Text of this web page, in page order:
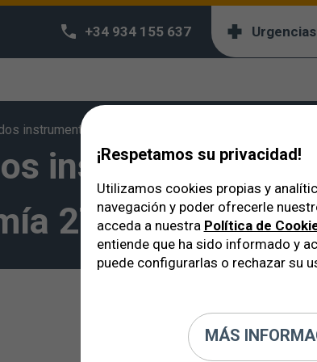
+34 934 155 637
instrumentos quirúrgicos cada vez menos invasivos
instrumentos
27G
¡Respetamos su privacidad!
Utilizamos cookies propias y
navegación y poder ofrecerle
acceda a nuestra Política de
entiende que ha sido informado y
puede configurarlas o rechazar su
MÁS